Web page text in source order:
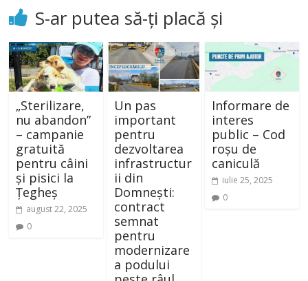
S-ar putea să-ți placă și
„Sterilizare,
nu abandon”
– campanie
gratuită
pentru câini
și pisici la
Țegheș
august 22, 2025
0
Un pas
important
pentru
dezvoltarea
infrastructur
ii din
Domnești:
contract
semnat
pentru
modernizare
a podului
Informare de
interes
public – Cod
roșu de
caniculă
iulie 25, 2025
0